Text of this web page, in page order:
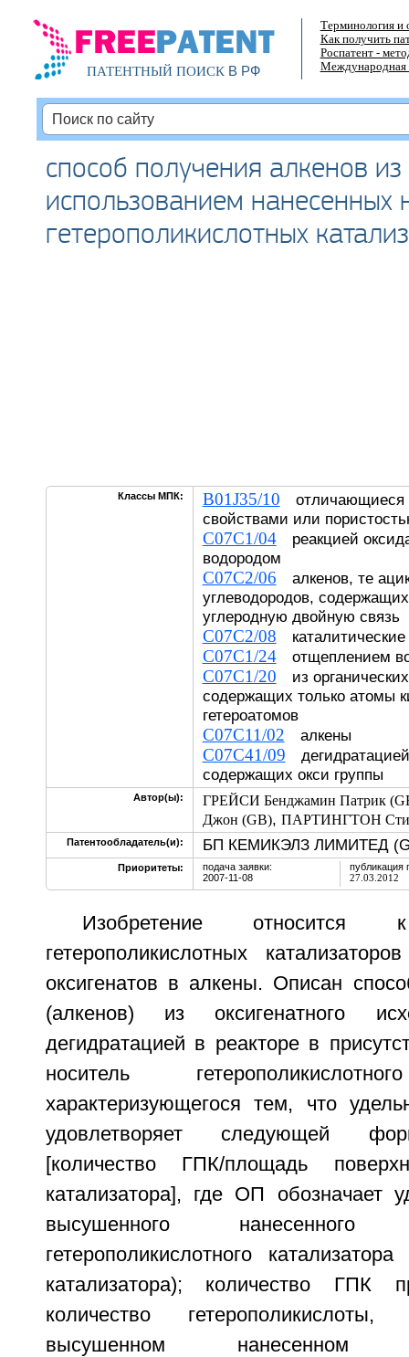
ПАТЕНТНЫЙ ПОИСКВ РФ
Терминология и
Как получить
Роспатент -
Международная
способ получения алкенов из
использованием нанесенных
гетерополикислотных
Классы МПК: B01J35/10 отличающиеся
свойствами или
C07C1/04реакцией
водородом
C07C2/06 алкенов, те
углеводородов,
углеродную двойную связь
C07C2/08
C07C1/24отщеплением
C07C1/20 из
содержащих только атомы
гетероатомов
C07C11/02 алкены
C07C41/09
содержащих окси группы
Автор(ы):
ГРЕЙСИ Бенджамин Патрик
Джон (GB), ПАРТИНГТОН
Патентообладатель(и): БП КЕМИКЭЛЗ ЛИМИТЕД
Приоритеты:
подача заявки:
2007-11-08
публикация
27.03.2012
Изобретение относится
гетерополикислотных
оксигенатов в алкены. Описан
(алкенов) из оксигенатного
дегидратацией в реакторе в
носитель
характеризующегося тем, что
удовлетворяет следующей
[количество ГПК/площадь
катализатора], где ОП обозначает
высушенного
гетерополикислотного
катализатора); количество ГПК
количество
высушенном